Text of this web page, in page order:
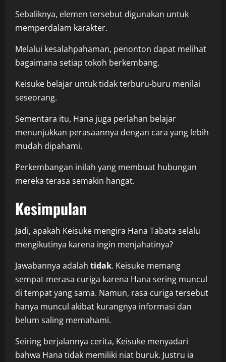
Sebaliknya, elemen tersebut digunakan untuk
memperdalam karakter.
Melalui kesalahpahaman, penonton dapat melihat
bagaimana setiap tokoh berkembang.
Keisuke belajar untuk tidak terburu-buru menilai
seseorang.
Sementara itu, Hana juga perlahan belajar
menunjukkan perasaannya dengan cara yang lebih
mudah dipahami.
Perkembangan inilah yang membuat hubungan
mereka terasa semakin hangat.
Kesimpulan
Jadi, apakah Keisuke mengira Hana Tabata selalu
mengikutinya karena ingin menjahatinya?
Jawabannya adalah tidak. Keisuke memang
sempat merasa curiga karena Hana sering muncul
di tempat yang sama. Namun, rasa curiga tersebut
hanya muncul akibat kurangnya informasi dan
belum saling memahami.
Seiring berjalannya cerita, Keisuke menyadari
bahwa Hana tidak memiliki niat buruk. Justru ia